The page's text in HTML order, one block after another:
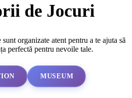
de Jocuri
organizate atent pentru a te ajuta să
perfectă pentru nevoile tale.
MUSEUM